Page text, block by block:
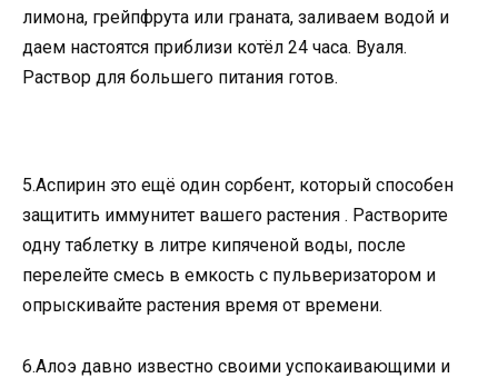
лимона, грейпфрута или граната, заливаем водой и
даем настоятся приблизи котёл 24 часа. Вуаля.
Раствор для большего питания готов.
5.Аспирин это ещё один сорбент, который способен
защитить иммунитет вашего растения . Растворите
одну таблетку в литре кипяченой воды, после
перелейте смесь в емкость с пульверизатором и
опрыскивайте растения время от времени.
6.Алоэ давно известно своими успокаивающими и